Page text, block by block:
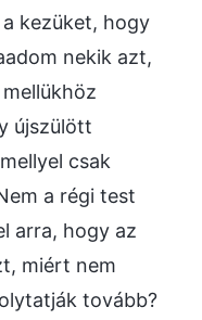
kezüket, hogy
nekik azt,
újszülött
csak
a régi test
arra, hogy az
miért nem
tovább?